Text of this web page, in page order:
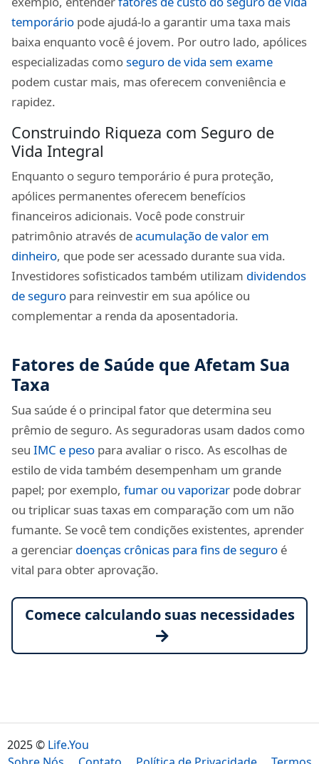
temporário pode ajudá-lo a garantir uma taxa mais
baixa enquanto você é jovem. Por outro lado, apólices
especializadas comoseguro de vida sem exame
podem custar mais, mas oferecem conveniência e
rapidez.
Construindo Riqueza com Seguro de
Vida Integral
Enquanto o seguro temporário é pura proteção,
apólices permanentes oferecem benefícios
financeiros adicionais. Você pode construir
patrimônio através deacumulação de valor em
dinheiro, que pode ser acessado durante sua vida.
Investidores sofisticados também utilizam dividendos
de seguro para reinvestir em sua apólice ou
complementar a renda da aposentadoria.
Fatores de Saúde que Afetam Sua
Taxa
Sua saúde é o principal fator que determina seu
prêmio de seguro. As seguradoras usam dados como
seu IMC e peso para avaliar o risco. As escolhas de
estilo de vida também desempenham um grande
papel; por exemplo, fumar ou vaporizar pode dobrar
ou triplicar suas taxas em comparação com um não
fumante. Se você tem condições existentes, aprender
a gerenciar doenças crônicas para fins de seguro é
vital para obter aprovação.
Comece calculando suas necessidades
2025 © Life.You